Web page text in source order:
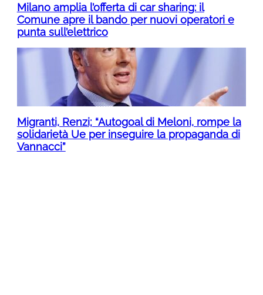
Milano amplia l’offerta di car sharing: il
Comune apre il bando per nuovi operatori e
punta sull’elettrico
Migranti, Renzi; “Autogoal di Meloni, rompe la
solidarietà Ue per inseguire la propaganda di
Vannacci”